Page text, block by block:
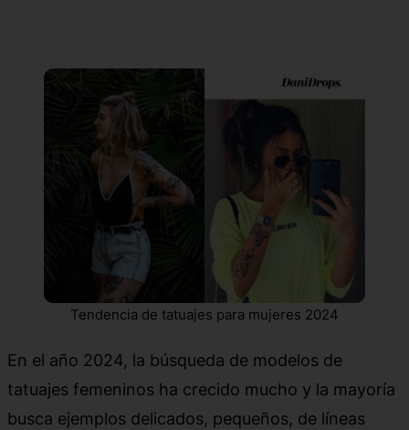
Tendencia de tatuajes para mujeres 2024
En el año 2024, la búsqueda de modelos de
tatuajes femeninos ha crecido mucho y la mayoría
busca ejemplos delicados, pequeños, de líneas